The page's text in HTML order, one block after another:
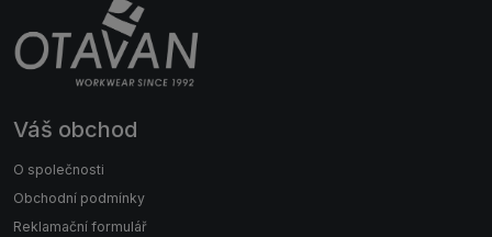
Váš obchod
O společnosti
Obchodní podmínky
Reklamační formulář